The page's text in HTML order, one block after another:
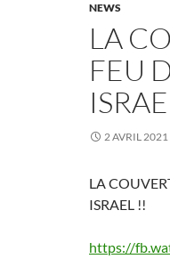
NEWS
LA
FEU
2 AVRIL 2021
LA
ISRAEL !!
https://